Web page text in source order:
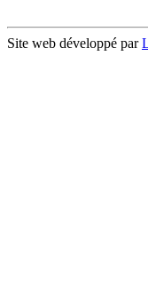
Site web développé par